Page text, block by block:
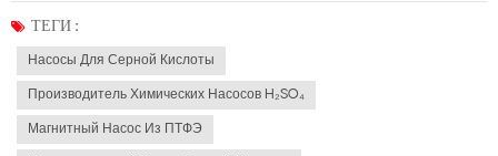
стойкостью. При выборе водяного насоса нужно обратить внимание на
эти два момента, и вы сможете найти под...
ТЕГИ :
Насосы Для Серной Кислоты
Производитель Химических Насосов H₂SO₄
Магнитный Насос Из ПТФЭ